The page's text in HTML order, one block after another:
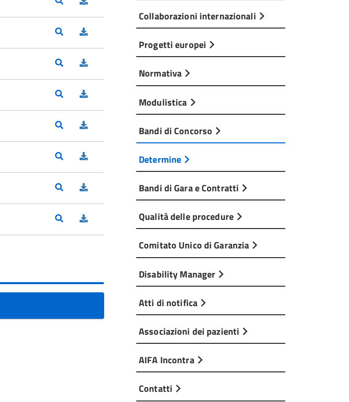
Collaborazioni internazionali
Progetti europei
Normativa
Modulistica
Bandi di Concorso
Determine
Bandi di Gara e Contratti
Qualità delle procedure
Comitato Unico di Garanzia
Disability Manager
Atti di notifica
Associazioni dei pazienti
AIFA Incontra
Contatti